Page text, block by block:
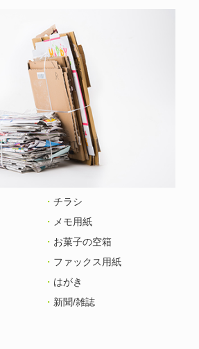
チラシ
メモ用紙
お菓子の空箱
ファックス用紙
はがき
新聞/雑誌